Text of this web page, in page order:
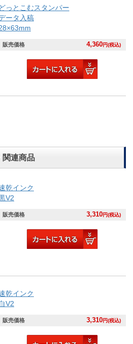
どっとこむスタンパー
ータ入稿
販売価格 4,360円(税込)
関連商品
乾インク
V2
販売価格 3,310円(税込)
乾インク
V2
販売価格 3,310円(税込)